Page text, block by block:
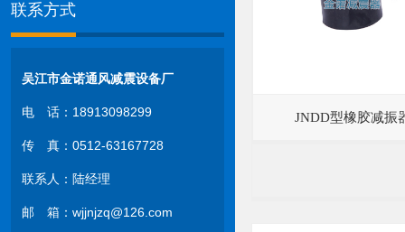
联系方式
吴江市金诺通风减震设备厂
电 话：18913098299
传 真：0512-63167728
联系人：陆经理
邮 箱：wjjnjzq@126.com
JNDD型橡胶减振